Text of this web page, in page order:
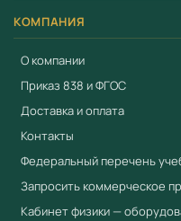
КОМПАНИЯ
О компании
Приказ 838 и ФГОС
Доставка и оплата
Контакты
Федеральный перечень
Запросить коммерческое
Кабинет физики —